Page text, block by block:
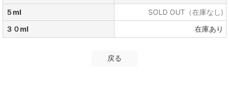
５ml
SOLD OUT（在庫なし)
３０ml
在庫あり
戻る